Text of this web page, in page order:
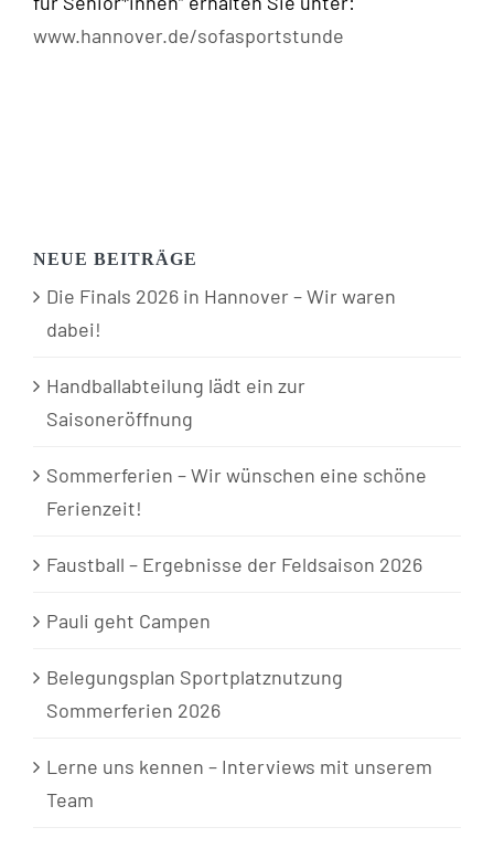
www.hannover.de/sofasportstunde
NEUE BEITRÄGE
Die Finals 2026 in Hannover – Wir waren
dabei!
Handballabteilung lädt ein zur
Saisoneröffnung
Sommerferien – Wir wünschen eine schöne
Ferienzeit!
Faustball – Ergebnisse der Feldsaison 2026
Pauli geht Campen
Belegungsplan Sportplatznutzung
Sommerferien 2026
Lerne uns kennen – Interviews mit unserem
Team